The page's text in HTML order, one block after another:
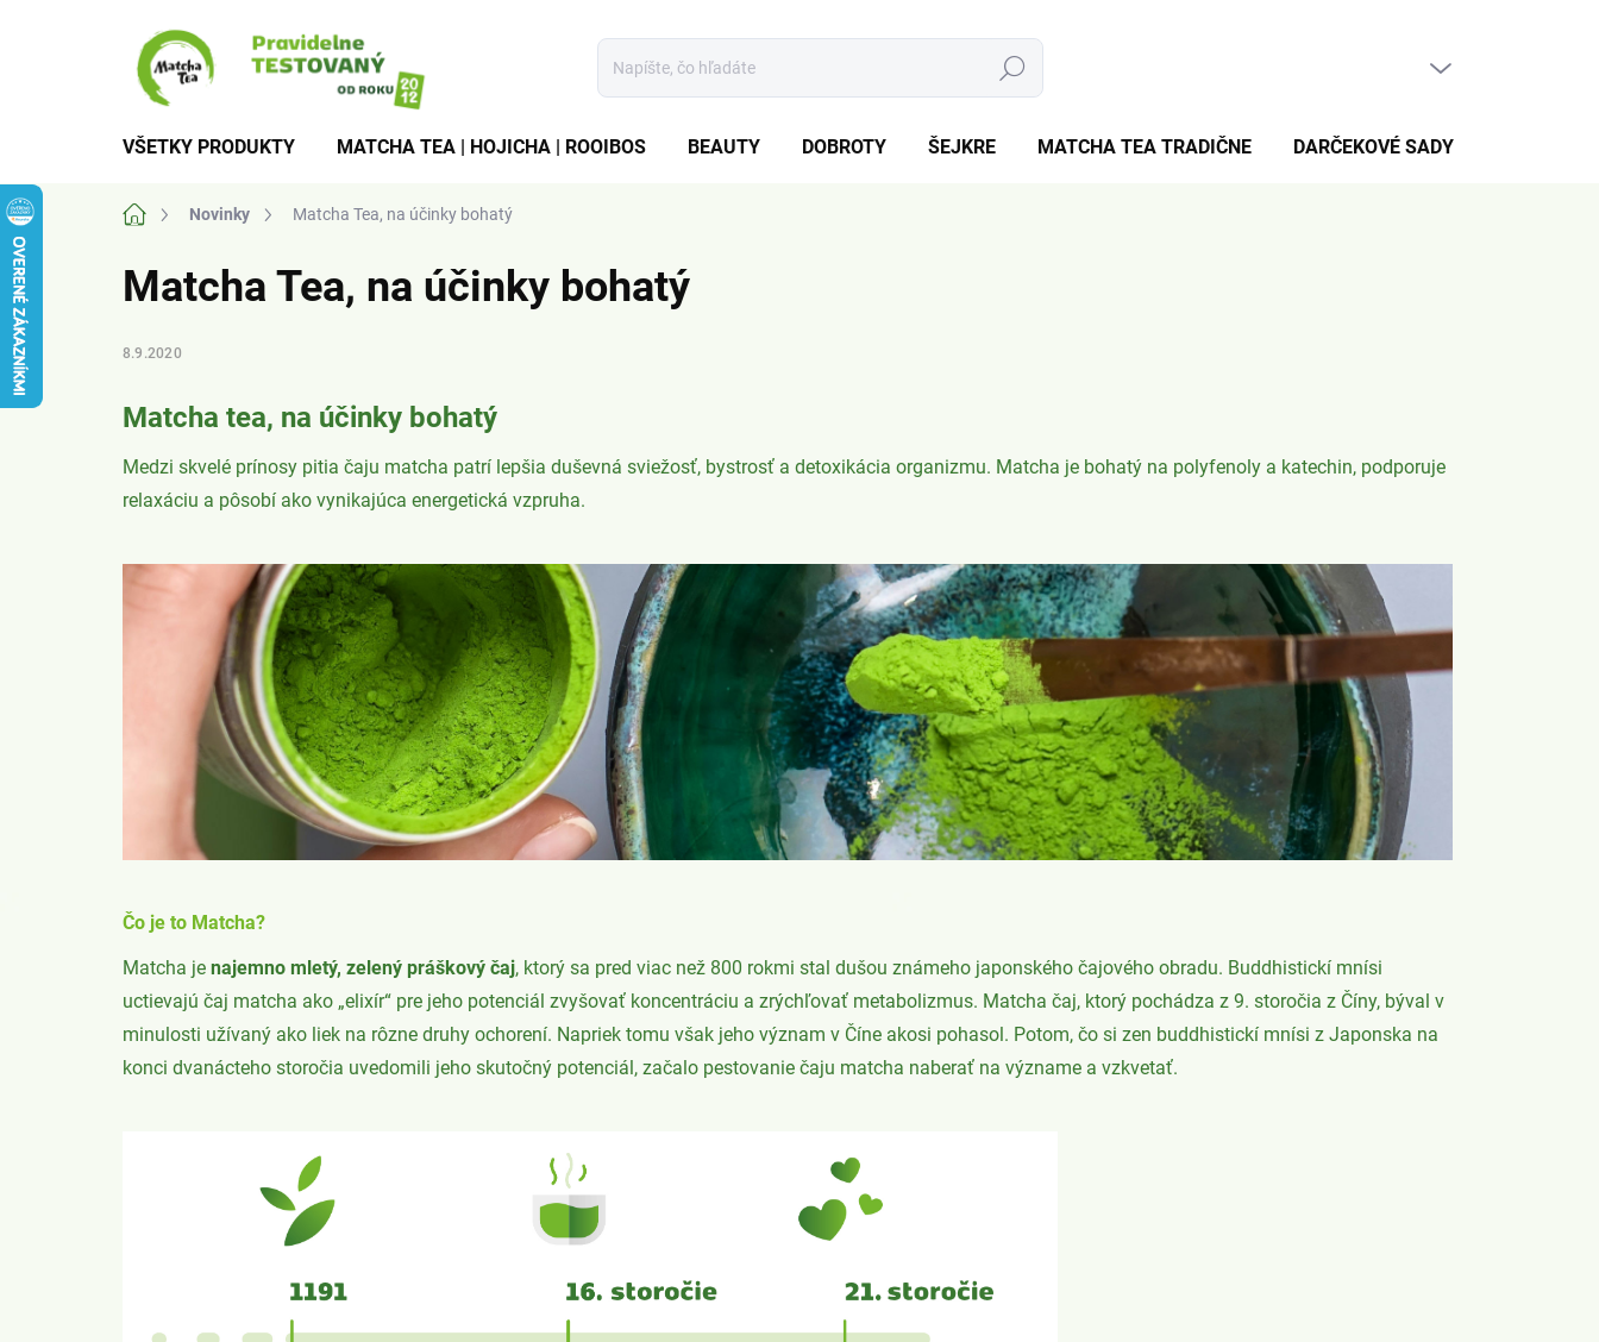
Hľadať
VŠETKY PRODUKTY MATCHA TEA | HOJICHA | ROOIBOS BEAUTY DOBROTY ŠEJKRE MATCHA TEA TRADIČNE DARČEKOVÉ SADY
DomovNovinky Matcha Tea, na účinky bohatý
Matcha Tea, na účinky bohatý
8.9.2020
Matcha tea, na účinky bohatý
Medzi skvelé prínosy pitia čaju matcha patrí lepšia duševná sviežosť, bystrosť a detoxikácia organizmu. Matcha je bohatý na polyfenoly a katechin, podporuje
relaxáciu a pôsobí ako vynikajúca energetická vzpruha.
Čo je to Matcha?
Matcha je najemno mletý, zelený práškový čaj, ktorý sa pred viac než 800 rokmi stal dušou známeho japonského čajového obradu. Buddhistickí mnísi
uctievajú čaj matcha ako „elixír“ pre jeho potenciál zvyšovať koncentráciu a zrýchľovať metabolizmus. Matcha čaj, ktorý pochádza z 9. storočia z Číny, býval v
minulosti užívaný ako liek na rôzne druhy ochorení. Napriek tomu však jeho význam v Číne akosi pohasol. Potom, čo si zen buddhistickí mnísi z Japonska na
konci dvanácteho storočia uvedomili jeho skutočný potenciál, začalo pestovanie čaju matcha naberať na význame a vzkvetať.